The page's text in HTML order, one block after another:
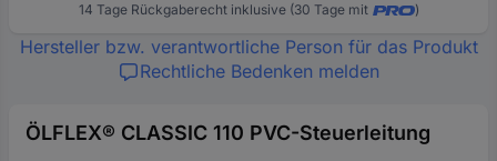
14 Tage Rückgaberecht inklusive (30 Tage mit )
Hersteller bzw. verantwortliche Person für das Produkt
Rechtliche Bedenken melden
ÖLFLEX® CLASSIC 110 PVC-Steuerleitung